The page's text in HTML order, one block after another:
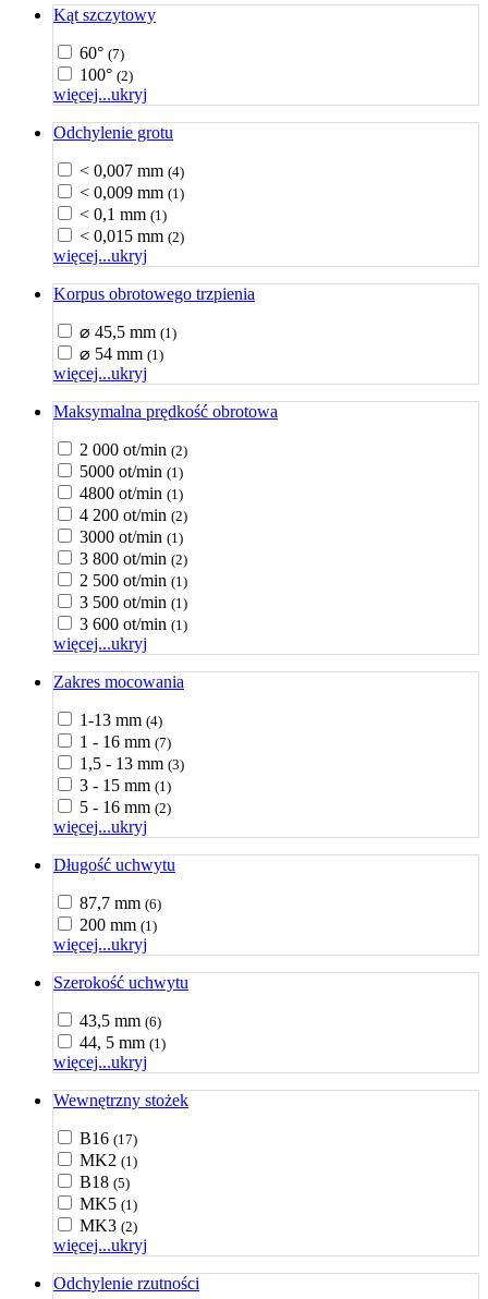
Kąt szczytowy
60° (7)
100° (2)
więcej...ukryj
Odchylenie grotu
< 0,007 mm (4)
< 0,009 mm (1)
< 0,1 mm (1)
< 0,015 mm (2)
więcej...ukryj
Korpus obrotowego trzpienia
⌀ 45,5 mm (1)
⌀ 54 mm (1)
więcej...ukryj
Maksymalna prędkość obrotowa
2 000 ot/min (2)
5000 ot/min (1)
4800 ot/min (1)
4 200 ot/min (2)
3000 ot/min (1)
3 800 ot/min (2)
2 500 ot/min (1)
3 500 ot/min (1)
3 600 ot/min (1)
więcej...ukryj
Zakres mocowania
1-13 mm (4)
1 - 16 mm (7)
1,5 - 13 mm (3)
3 - 15 mm (1)
5 - 16 mm (2)
więcej...ukryj
Długość uchwytu
87,7 mm (6)
200 mm (1)
więcej...ukryj
Szerokość uchwytu
43,5 mm (6)
44, 5 mm (1)
więcej...ukryj
Wewnętrzny stożek
B16 (17)
MK2 (1)
B18 (5)
MK5 (1)
MK3 (2)
więcej...ukryj
Odchylenie rzutności